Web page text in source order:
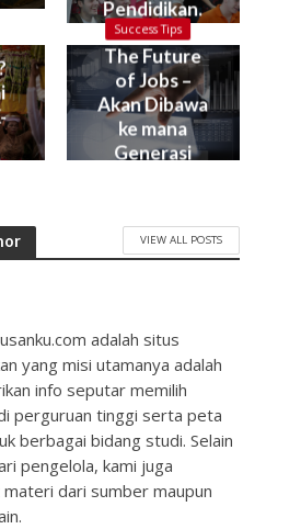
Pendidikan.
Kok bisa?
Success Tips
The Future
of Jobs –
Akan Dibawa
ke mana
Generasi
VIEW ALL POSTS
adalah situs
yang misi utamanya adalah
info seputar memilih
perguruan tinggi serta peta
berbagai bidang studi. Selain
pengelola, kami juga
dari sumber maupun